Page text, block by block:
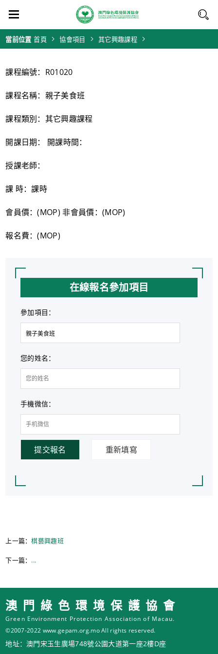
當前位置 首頁 協會項目 其它興趣課程
課程編號：R01020
課程名稱：親子美食班
課程類別：其它興趣課程
開課日期： 開課時間：
授課老師：
課 時：課時
會員價：(MOP) 非會員價：(MOP)
報名費：(MOP)
在線報名參加項目
參加項目：
您的姓名：
手機微信：
提交報名 重新填寫
上一篇：棋藝興趣班
下一篇： ...
澳門綠色環境保護協會
Green Environment Protection Association of Macau.
©2007-2022 www.gepam.org.mo All rights reserved.
地址：澳門宋玉生廣場748號公園大道第一座2樓D座